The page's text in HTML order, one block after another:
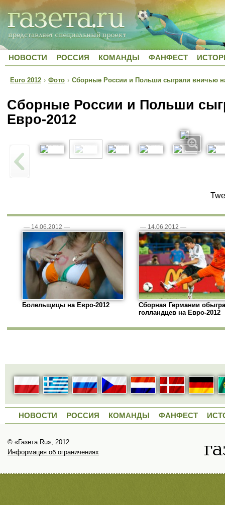
НОВОСТИ РОССИЯ КОМАНДЫ ФАНФЕСТ
Euro 2012 › Фото › Сборные России и Польши сыграли вничью
Сборные России и Польши
Евро-2012
— 14.06.2012 —
Болельщицы на Евро-2012
— 14.06.2012 —
Сборная Германии
голландцев на Евро-2012
НОВОСТИ РОССИЯ КОМАНДЫ ФАНФЕСТ
© «Газета.Ru», 2012
Информация об ограничениях